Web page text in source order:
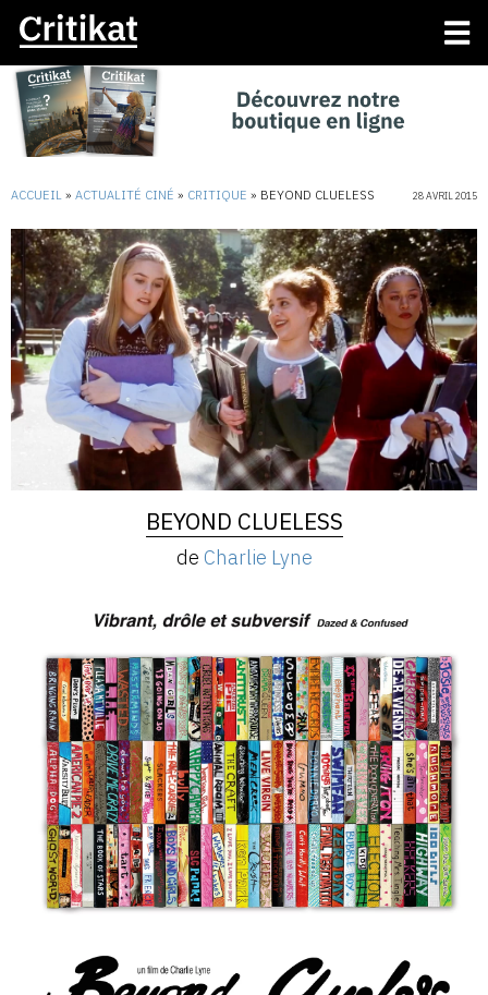
ACCUEIL » ACTUALITÉ CINÉ » CRITIQUE » BEYOND CLUELESS 28 AVRIL 2015
BEYOND CLUELESS
de Charlie Lyne